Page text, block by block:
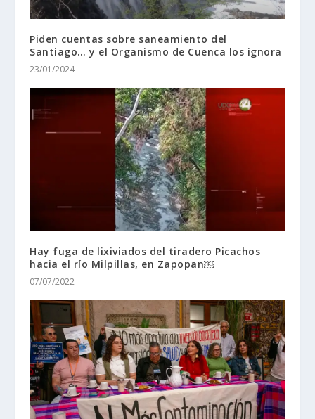
Piden cuentas sobre saneamiento del
Santiago… y el Organismo de Cuenca los ignora
23/01/2024
Hay fuga de lixiviados del tiradero Picachos
hacia el río Milpillas, en Zapopan￼
07/07/2022